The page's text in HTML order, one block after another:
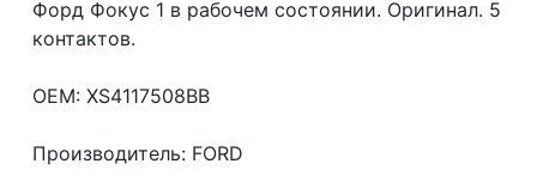
Форд Фокус 1 в рабочем состоянии. Оригинал. 5
контактов.
OEM: XS4117508BB
Производитель: FORD